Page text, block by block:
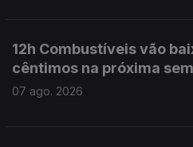
12h Combustíveis vão
cêntimos na próxima
07 ago. 2026